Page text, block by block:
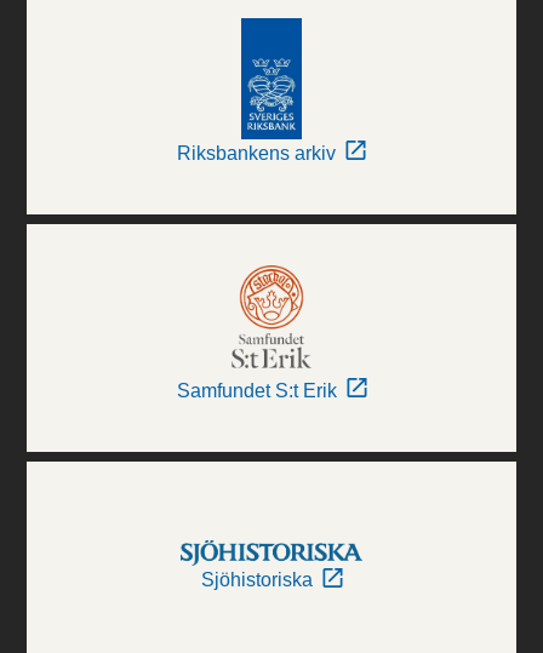
Riksbankens arkiv
Samfundet S:t Erik
Sjöhistoriska